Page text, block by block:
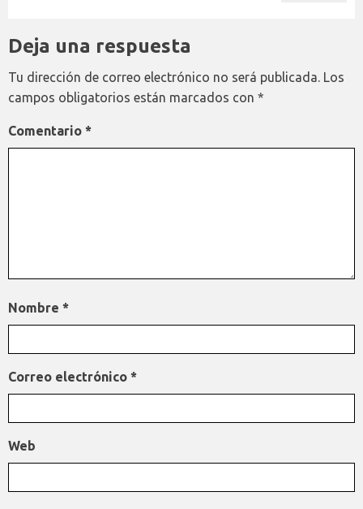
Deja una respuesta
Tu dirección de correo electrónico no será publicada. Los
campos obligatorios están marcados con *
Comentario *
Nombre *
Correo electrónico *
Web